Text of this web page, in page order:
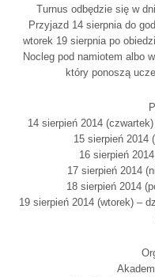
Turnus odbędzie się w
Przyjazd 14 sierpnia do
wtorek 19 sierpnia po
Nocleg pod namiotem albo
który ponoszą
14 sierpień 2014
15 sierpień 2014
16 sierpień
17 sierpień 2014
18 sierpień 2014
19 sierpień 2014 (wtorek) –